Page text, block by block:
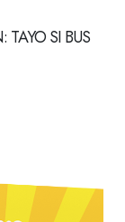
SI BUS